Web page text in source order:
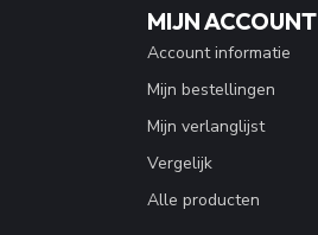
MIJN ACCOUNT
Account informatie
Mijn bestellingen
Mijn verlanglijst
Vergelijk
Alle producten